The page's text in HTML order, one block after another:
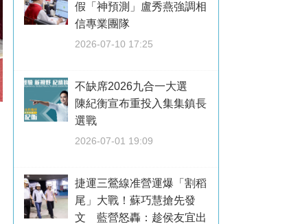
假「神預測」盧秀燕強調相
信專業團隊
2026-07-10 17:25
不缺席2026九合一大選
陳紀衡宣布重投入集集鎮長
選戰
2026-07-01 19:09
捷運三鶯線准營運爆「割稻
尾」大戰！蘇巧慧搶先發
文 藍營怒轟：趁侯友宜出